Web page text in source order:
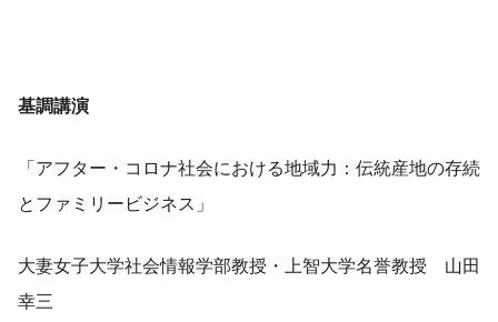
基調講演
「アフター・コロナ社会における地域力：伝統産地の存続
とファミリービジネス」
大妻女子大学社会情報学部教授・上智大学名誉教授 山田
幸三